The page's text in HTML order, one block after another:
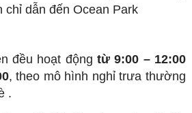
chỉ dẫn đến Ocean Park
đều hoạt độngtừ 9:00 – 12:00
, theo mô hình nghỉ trưa thường
.